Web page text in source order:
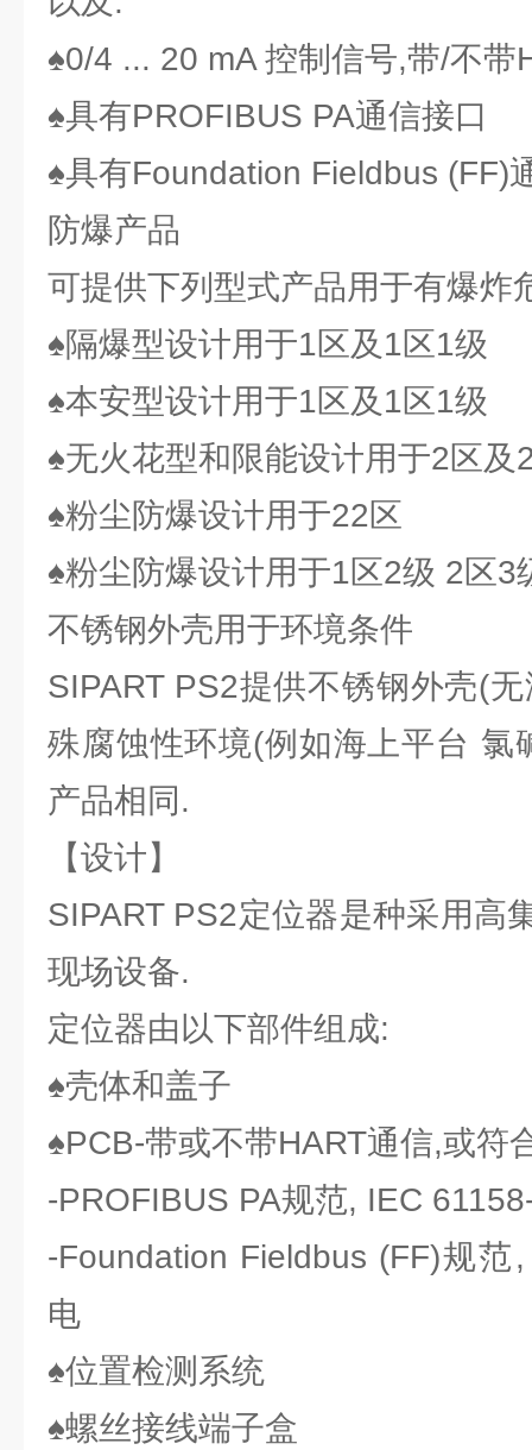
♠0/4 ... 20 mA 控制信号,带/不带
♠具有PROFIBUS PA通信接口
♠具有Foundation Fieldbus (FF)
防爆产品
可提供下列型式产品用于有爆炸
♠隔爆型设计用于1区及1区1级
♠本安型设计用于1区及1区1级
♠无火花型和限能设计用于2区及
♠粉尘防爆设计用于22区
♠粉尘防爆设计用于1区2级 2区3
不锈钢外壳用于环境条件
SIPART PS2提供不锈钢外壳(
殊腐蚀性环境(例如海上平台 氯
产品相同.
【设计】
SIPART PS2定位器是种采用高
现场设备.
定位器由以下部件组成:
♠壳体和盖子
♠PCB-带或不带HART通信,或符
-PROFIBUS PA规范, IEC
-Foundation Fieldbus (FF)规范
电
♠位置检测系统
♠螺丝接线端子盒